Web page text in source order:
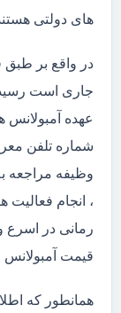
های دولتی
در واقع بر طبق
جاری است
عهده آمبولانس
وظیفه مراجعه
، انجام فعالیت
رمانی در اسرع
قیمت
همانطور که